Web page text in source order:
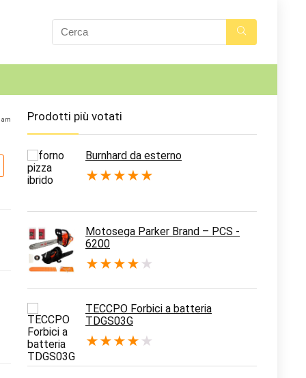
am Prodotti più votati
Burnhard da esterno
★★★★★
Motosega Parker Brand – PCS -
6200
★★★★ ★
TECCPO Forbici a batteria
TDGS03G
★★★★ ★